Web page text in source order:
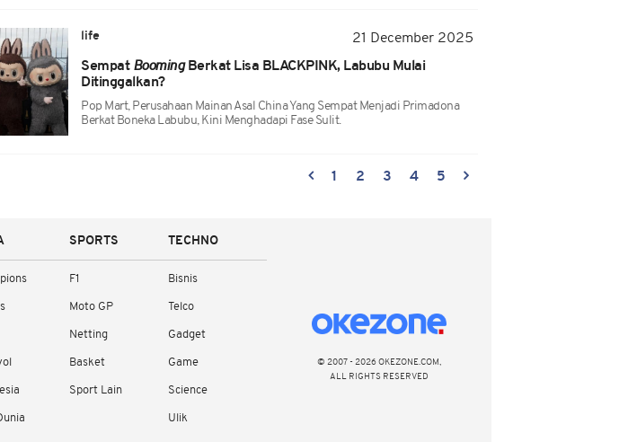
life
21 December 2025
Sempat BoomingBerkat Lisa BLACKPINK, Labubu Mulai
Ditinggalkan?
Pop Mart, Perusahaan Mainan Asal China Yang Sempat Menjadi Primadona
Berkat Boneka Labubu, Kini Menghadapi Fase Sulit.
1 2 3 4 5
SPORTS
F1
Moto GP
Netting
Basket
Sport Lain
TECHNO
Bisnis
Telco
Gadget
Game
Science
Ulik
© 2007 - 2026 OKEZONE.COM,
ALL RIGHTS RESERVED